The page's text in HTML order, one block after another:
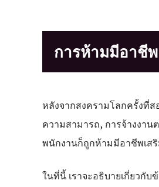
การห้ามมีอาชี
หลังจากสงครามโลกครั้งที่
ความสามารถ, การจ้างงา
พนักงานก็ถูกห้ามมีอาชีพเส
ในที่นี้ เราจะอธิบายเกี่ยวกั